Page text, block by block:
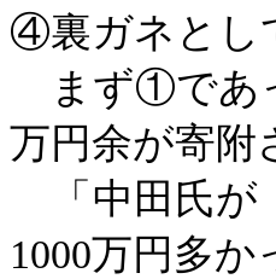
④裏ガネとし
まず①であ
万円余が寄附
「中田氏が
1000万円多